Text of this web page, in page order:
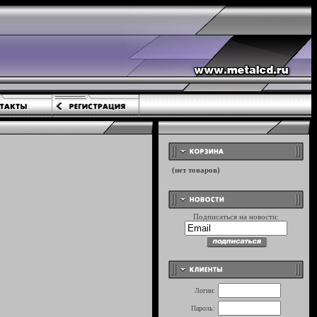
Подписаться на новости:
Логин:
Пароль: